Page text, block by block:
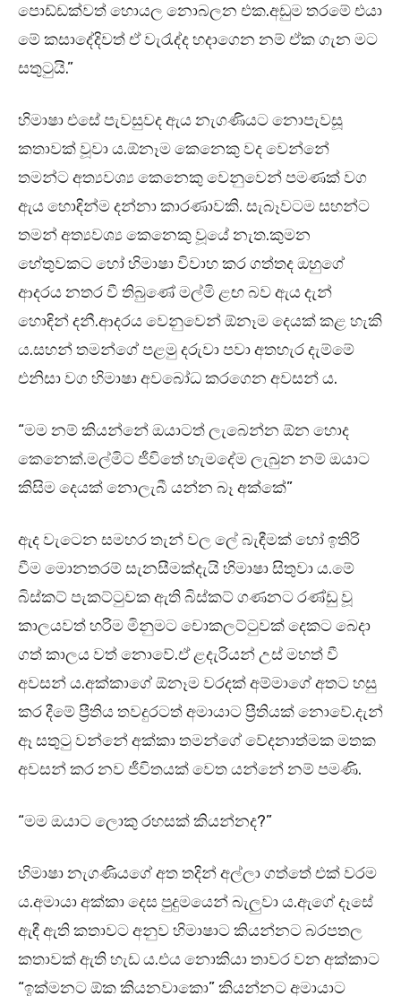
පොඩ්ඩක්වත් හොයල නොබලන එක.අඩුම තරමේ එයා
මේ කසාදේදිවත් ඒ වැරැද්ද හදාගෙන නම් ඒක ගැන මට
සතුටුයි.”
හිමාෂා එසේ පැවසුවද ඇය නැගණියට නොපැවසූ
කතාවක් වූවා ය.ඕනෑම කෙනෙකු වද වෙන්නේ
තමන්ට අත්‍යවශ්‍ය කෙනෙකු වෙනුවෙන් පමණක් වග
ඇය හොඳින්ම දන්නා කාරණාවකි. සැබෑවටම සහන්ට
තමන් අත්‍යවශ්‍ය කෙනෙකු වූයේ නැත.කුමන
හේතුවකට හෝ හිමාෂා විවාහ කර ගත්තද ඔහුගේ
ආදරය නතර වී තිබුණේ මල්මි ළඟ බව ඇය දැන්
හොඳින් දනී.ආදරය වෙනුවෙන් ඕනෑම දෙයක් කළ හැකි
ය.සහන් තමන්ගේ පළමු දරුවා පවා අතහැර දැම්මේ
එනිසා වග හිමාෂා අවබෝධ කරගෙන අවසන් ය.
“මම නම් කියන්නේ ඔයාටත් ලැබෙන්න ඕන හොද
කෙනෙක්.මල්මිට ජීවිතේ හැමදේම ලැබුන නම් ඔයාට
කිසිම දෙයක් නොලැබී යන්න බෑ අක්කේ”
ඇද වැටෙන සමහර තැන් වල ලේ බැඳීමක් හෝ ඉතිරි
වීම මොනතරම් සැනසීමක්දැයි හිමාෂා සිතුවා ය.මේ
බිස්කට් පැකට්ටුවක ඇති බිස්කට් ගණනට රණ්ඩු වූ
කාලයවත් හරිම මිනුමට චොකලට්ටුවක් දෙකට බෙදා
ගත් කාලය වත් නොවේ.ඒ ළදැරියන් උස් මහත් වී
අවසන් ය.අක්කාගේ ඕනෑම වරදක් අම්මාගේ අතට හසු
කර දීමේ ප්‍රීතිය තවදුරටත් අමායාට ප්‍රීතියක් නොවේ.දැන්
ඈ සතුටු වන්නේ අක්කා තමන්ගේ වේදනාත්මක මතක
අවසන් කර නව ජීවිතයක් වෙත යන්නේ නම් පමණි.
“මම ඔයාට ලොකු රහසක් කියන්නද?”
හිමාෂා නැගණියගේ අත තදින් අල්ලා ගත්තේ එක් වරම
ය.අමායා අක්කා දෙස පුදුමයෙන් බැලුවා ය.ඇගේ දෑසේ
ඇඳී ඇති කතාවට අනුව හිමාෂාට කියන්නට බරපතල
කතාවක් ඇති හැඩ ය.එය නොකියා තාවර වන අක්කාට
“ඉක්මනට ඕක කියනවාකො” කියන්නට අමායාට